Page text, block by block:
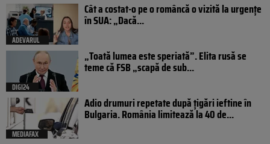
ADEVARUL
Cât a costat-o pe o româncă o vizită la urgențe
în SUA: „Dacă...
DIGI24
„Toată lumea este speriată”. Elita rusă se
teme că FSB „scapă de sub...
MEDIAFAX
Adio drumuri repetate după țigări ieftine în
Bulgaria. România limitează la 40 de...